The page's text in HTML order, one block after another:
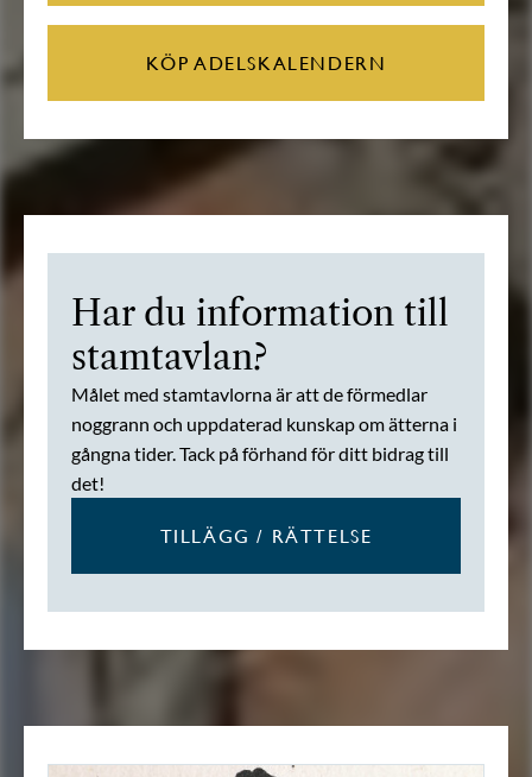
KÖP ADELSKALENDERN
Har du information till
stamtavlan?
Målet med stamtavlorna är att de förmedlar
noggrann och uppdaterad kunskap om ätterna i
gångna tider. Tack på förhand för ditt bidrag till
det!
TILLÄGG / RÄTTELSE